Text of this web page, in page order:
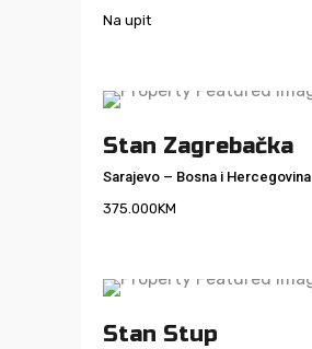
Na upit
Stan Zagrebačka
Sarajevo – Bosna i Hercegovina
375.000KM
Stan Stup